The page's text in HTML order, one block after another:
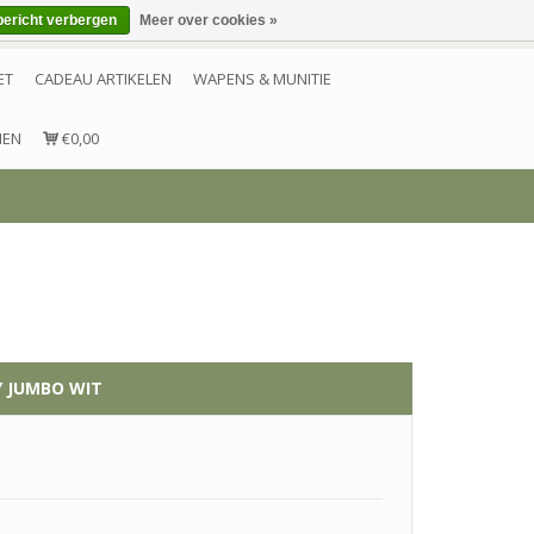
Inloggen Account aanmaken
CADEAU ARTIKELEN WAPENS & MUNITIE
€0,00
JUMBO WIT
verbergen Meer over cookies »